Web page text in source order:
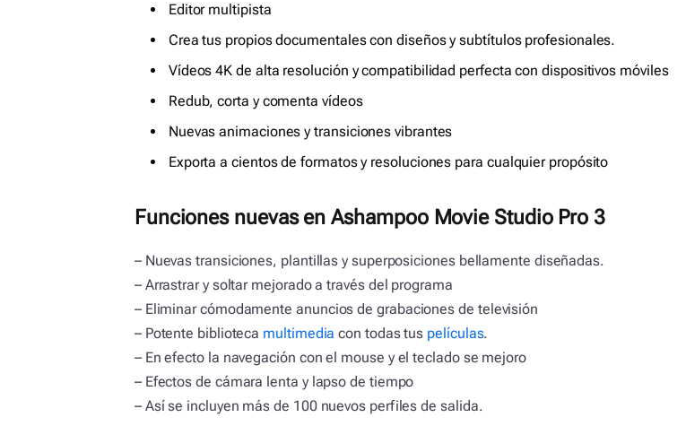
Editor multipista
Crea tus propios documentales con diseños y subtítulos profesionales.
Vídeos 4K de alta resolución y compatibilidad perfecta con dispositivos móviles
Redub, corta y comenta vídeos
Nuevas animaciones y transiciones vibrantes
Exporta a cientos de formatos y resoluciones para cualquier propósito
Funciones nuevas en Ashampoo Movie Studio Pro 3
– Nuevas transiciones, plantillas y superposiciones bellamente diseñadas.
– Arrastrar y soltar mejorado a través del programa
– Eliminar cómodamente anuncios de grabaciones de televisión
– Potente biblioteca multimedia con todas tus películas.
– En efecto la navegación con el mouse y el teclado se mejoro
– Efectos de cámara lenta y lapso de tiempo
– Así se incluyen más de 100 nuevos perfiles de salida.